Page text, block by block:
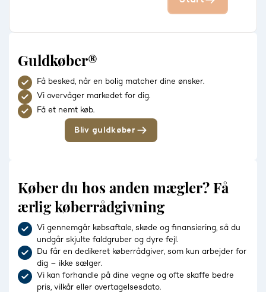
Guldkøber®
Få besked, når en bolig matcher dine ønsker.
Vi overvåger markedet for dig.
Få et nemt køb.
Bliv guldkøber
Køber du hos anden mægler? Få
ærlig køberrådgivning
Vi gennemgår købsaftale, skøde og finansiering, så du
undgår skjulte faldgruber og dyre fejl.
Du får en dedikeret køberrådgiver, som kun arbejder for
dig – ikke sælger.
Vi kan forhandle på dine vegne og ofte skaffe bedre
pris, vilkår eller overtagelsesdato.